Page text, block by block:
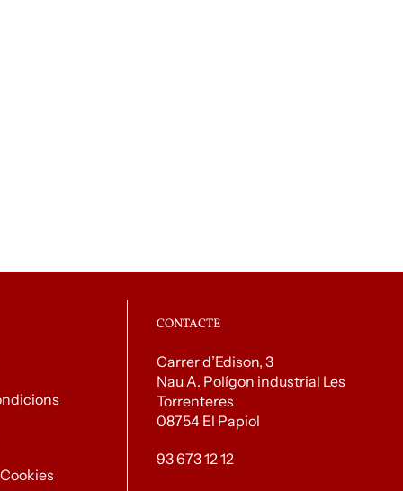
CONTACTE
Carrer d’Edison, 3
Nau A. Polígon industrial Les
Torrenteres
08754 El Papiol
93 673 12 12